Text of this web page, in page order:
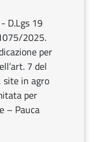
D.Lgs 19
2025.
per
7 del
site in agro
per
– Pauca